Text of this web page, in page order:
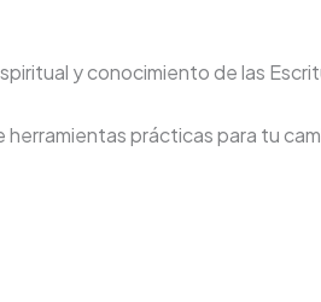
y conocimiento de las
prácticas para tu